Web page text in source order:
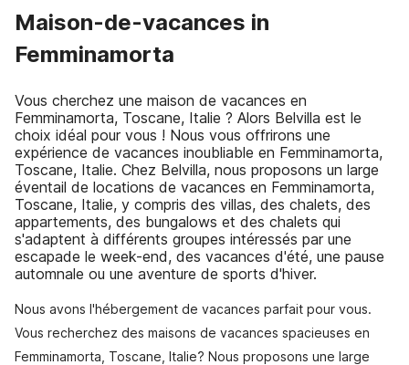
Maison-de-vacances in
Femminamorta
Vous cherchez une maison de vacances en
Femminamorta, Toscane, Italie ? Alors Belvilla est le
choix idéal pour vous ! Nous vous offrirons une
expérience de vacances inoubliable en Femminamorta,
Toscane, Italie. Chez Belvilla, nous proposons un large
éventail de locations de vacances en Femminamorta,
Toscane, Italie, y compris des villas, des chalets, des
appartements, des bungalows et des chalets qui
s'adaptent à différents groupes intéressés par une
escapade le week-end, des vacances d'été, une pause
automnale ou une aventure de sports d'hiver.
Nous avons l'hébergement de vacances parfait pour vous.
Vous recherchez des maisons de vacances spacieuses en
Femminamorta, Toscane, Italie? Nous proposons une large